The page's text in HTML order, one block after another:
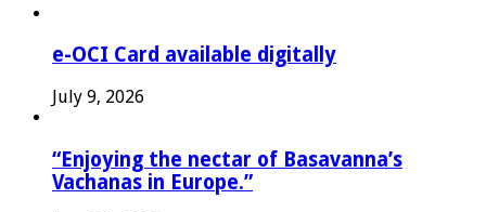
e-OCI Card available digitally
July 9, 2026
“Enjoying the nectar of Basavanna’s
Vachanas in Europe.”